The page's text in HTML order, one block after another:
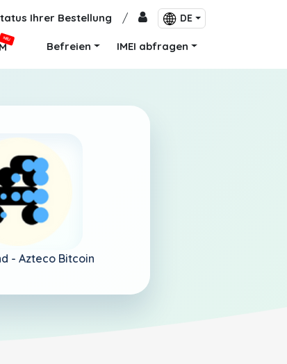
Ihrer Bestellung / DE
NEU
Befreien IMEI abfragen
- Azteco Bitcoin